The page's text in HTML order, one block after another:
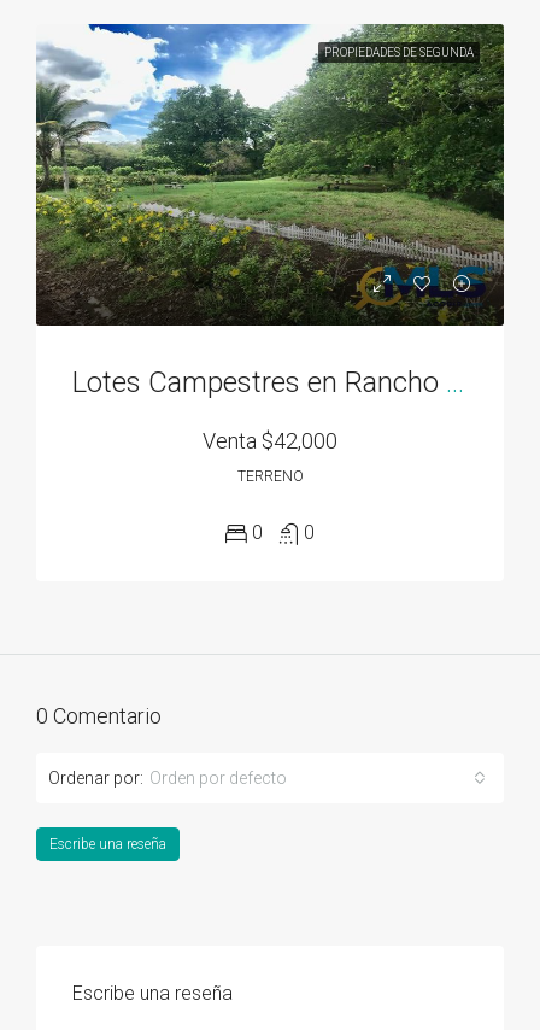
PROPIEDADES DE SEGUNDA
Lotes Campestres en Rancho Los Sueños desde 700M2, El Espave, Chame
Venta $42,000
TERRENO
0 0
0 Comentario
Ordenar por: Orden por defecto
Escribe una reseña
Escribe una reseña